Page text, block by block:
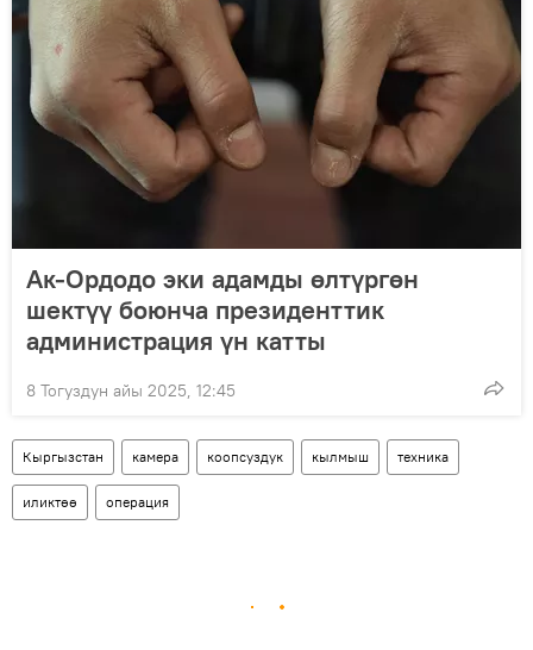
Ак-Ордодо эки адамды өлтүргөн
шектүү боюнча президенттик
администрация үн катты
8 Тогуздун айы 2025, 12:45
Кыргызстан камера коопсуздук кылмыш техника
иликтөө операция